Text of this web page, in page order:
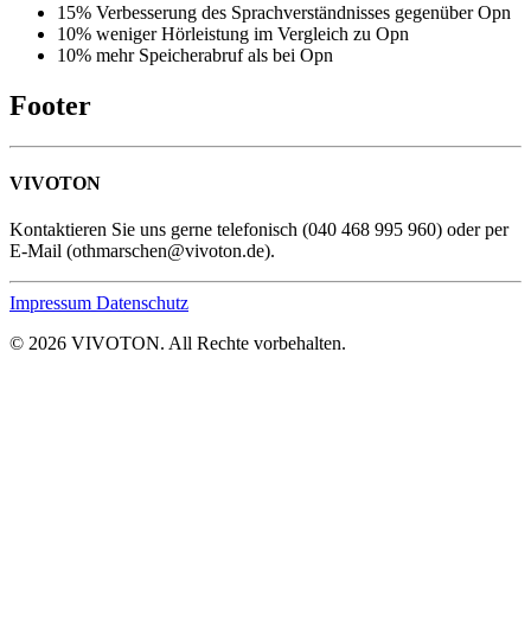
15% Verbesserung des Sprachverständnisses gegenüber Opn
10% weniger Hörleistung im Vergleich zu Opn
10% mehr Speicherabruf als bei Opn
Footer
VIVOTON
Kontaktieren Sie uns gerne telefonisch (040 468 995 960) oder per
E-Mail (othmarschen@vivoton.de).
Impressum Datenschutz
© 2026 VIVOTON. All Rechte vorbehalten.